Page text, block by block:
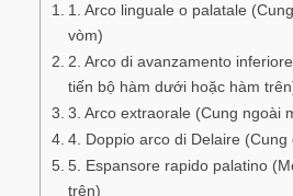
1. Arco linguale o palatale
vòm)
2. Arco di avanzamento
tiến bộ hàm dưới hoặc hàm
3. Arco extraorale (Cung ngoài
4. Doppio arco di Delaire (Cung
5. Espansore rapido palatino
trên)